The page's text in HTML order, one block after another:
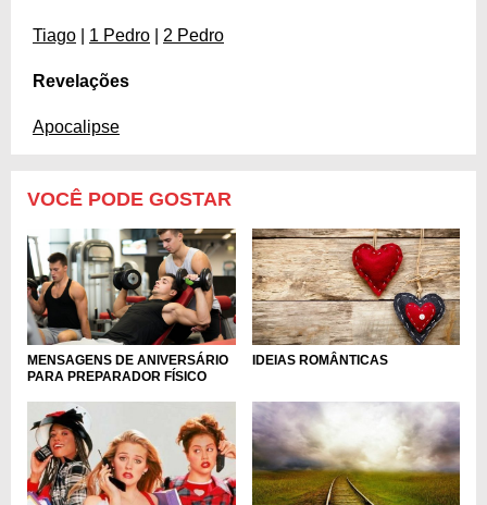
Tiago 1 Pedro 2 Pedro
Revelações
Apocalipse
VOCÊ PODE GOSTAR
MENSAGENS DE ANIVERSÁRIO
PARA PREPARADOR FÍSICO
IDEIAS ROMÂNTICAS